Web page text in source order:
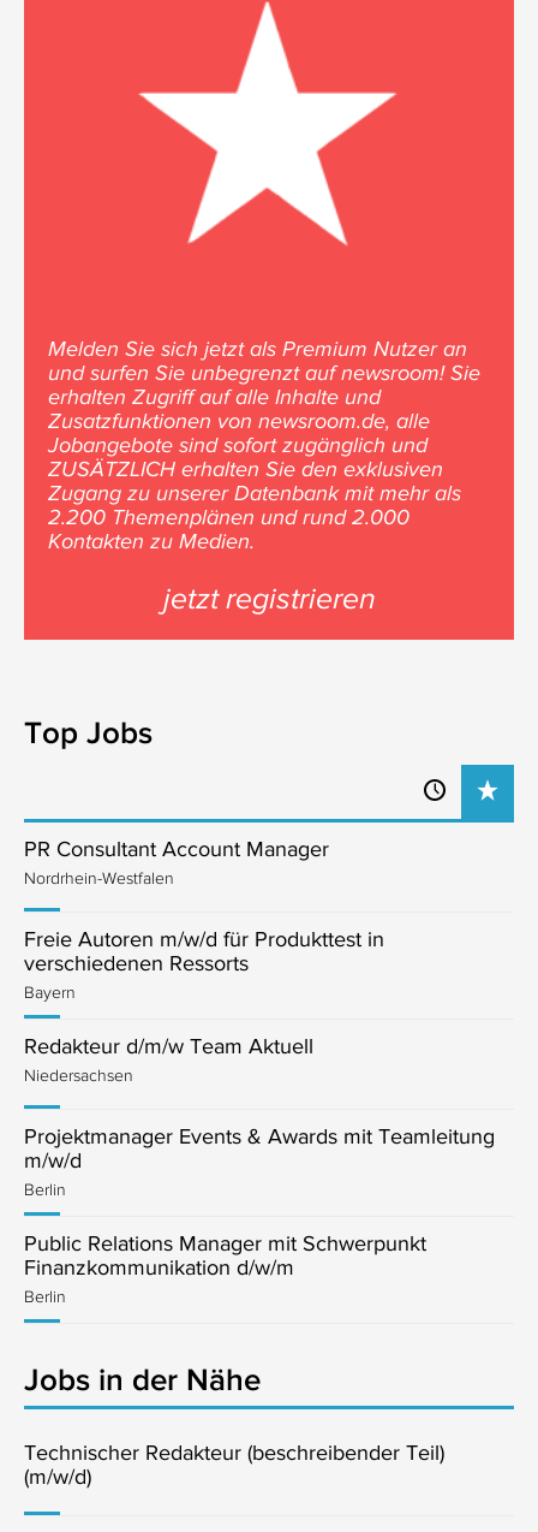
Melden Sie sich jetzt als Premium Nutzer an
und surfen Sie unbegrenzt auf newsroom! Sie
erhalten Zugriff auf alle Inhalte und
Zusatzfunktionen von newsroom.de, alle
Jobangebote sind sofort zugänglich und
ZUSÄTZLICH erhalten Sie den exklusiven
Zugang zu unserer Datenbank mit mehr als
2.200 Themenplänen und rund 2.000
Kontakten zu Medien.
jetzt registrieren
Top Jobs
PR Consultant Account Manager
Nordrhein-Westfalen
Freie Autoren m/w/d für Produkttest in
verschiedenen Ressorts
Bayern
Redakteur d/m/w Team Aktuell
Niedersachsen
Projektmanager Events & Awards mit Teamleitung
m/w/d
Berlin
Public Relations Manager mit Schwerpunkt
Finanzkommunikation d/w/m
Berlin
Jobs in der Nähe
Technischer Redakteur (beschreibender Teil)
(m/w/d)